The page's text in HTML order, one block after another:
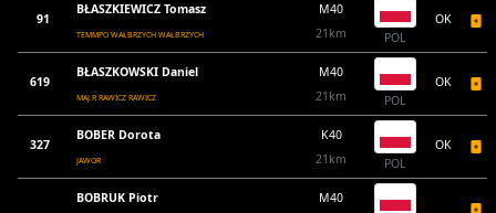
91
BŁASZKIEWICZ Tomasz
TEMMPO WAŁBRZYCH WAŁBRZYCH
M40
21km
POL
OK
619
BŁASZKOWSKI Daniel
MAJ.R RAWICZ RAWICZ
M40
21km
POL
OK
327
BOBER Dorota
JAWOR
K40
21km
POL
OK
BOBRUK Piotr
M40